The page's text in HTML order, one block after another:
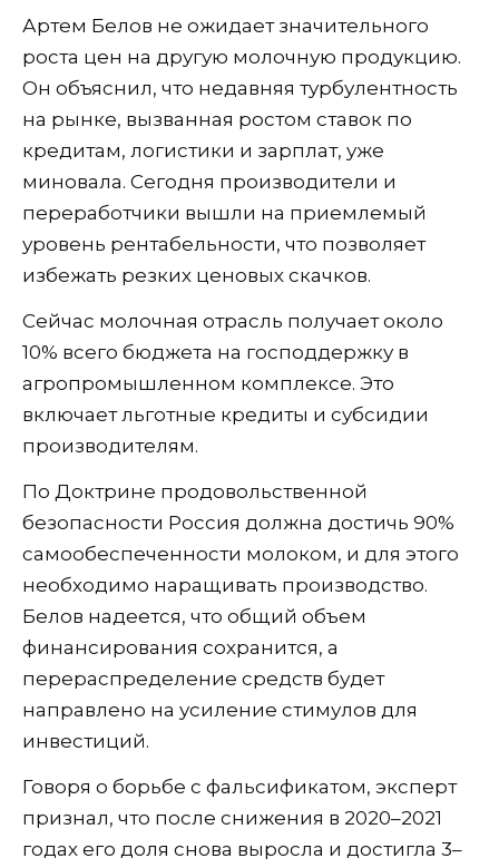
Артем Белов не ожидает значительного
роста цен на другую молочную продукцию.
Он объяснил, что недавняя турбулентность
на рынке, вызванная ростом ставок по
кредитам, логистики и зарплат, уже
миновала. Сегодня производители и
переработчики вышли на приемлемый
уровень рентабельности, что позволяет
избежать резких ценовых скачков.
Сейчас молочная отрасль получает около
10% всего бюджета на господдержку в
агропромышленном комплексе. Это
включает льготные кредиты и субсидии
производителям.
По Доктрине продовольственной
безопасности Россия должна достичь 90%
самообеспеченности молоком, и для этого
необходимо наращивать производство.
Белов надеется, что общий объем
финансирования сохранится, а
перераспределение средств будет
направлено на усиление стимулов для
инвестиций.
Говоря о борьбе с фальсификатом, эксперт
признал, что после снижения в 2020–2021
годах его доля снова выросла и достигла 3–